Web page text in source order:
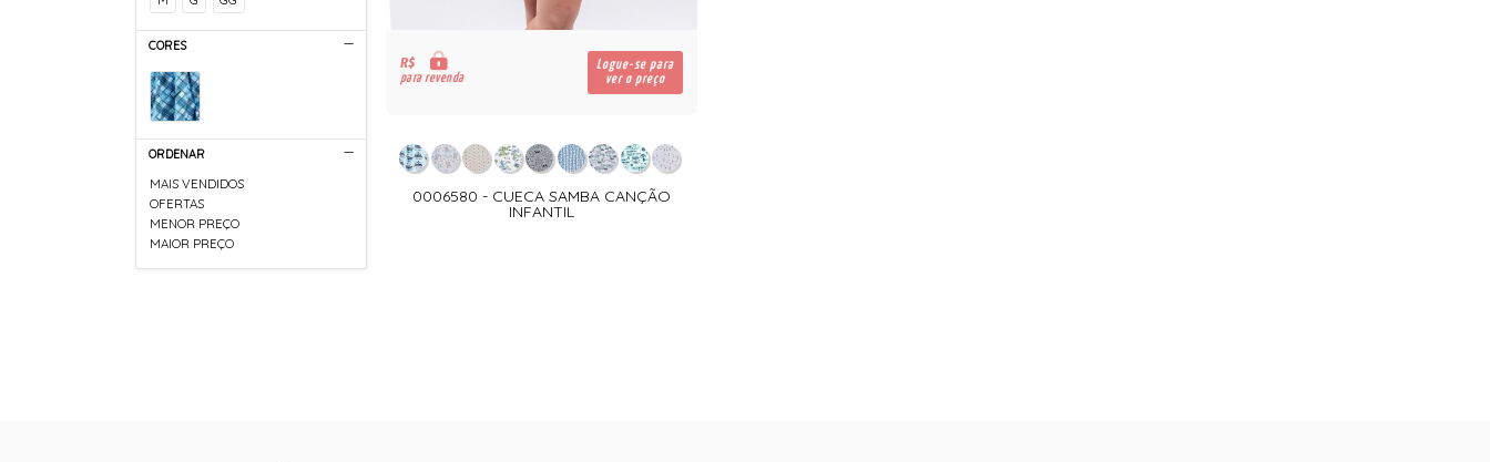
CORES
ORDENAR
MAIS VENDIDOS
OFERTAS
MENOR PREÇO
MAIOR PREÇO
R$
para revenda
Logue-se para
ver o preço
0006580 - CUECA SAMBA CANÇÃO
INFANTIL